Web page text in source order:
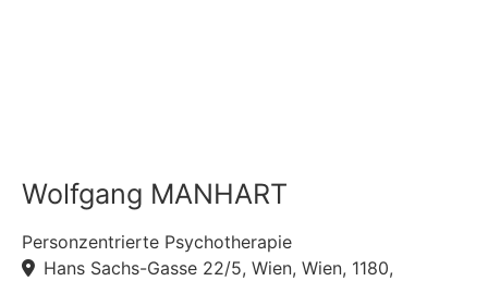
Wolfgang MANHART
Personzentrierte Psychotherapie
Hans Sachs-Gasse 22/5, Wien, Wien, 1180,